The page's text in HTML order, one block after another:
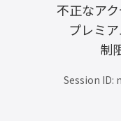
不正なアク
プレミ
制
Session ID: